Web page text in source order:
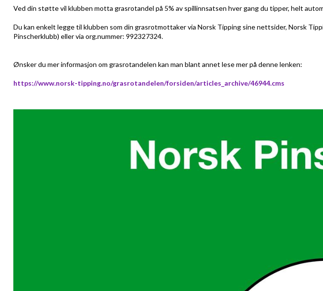
Ved din støtte vil klubben motta grasrotandel på 5% av spillinnsatsen hver gang du tipper, helt
Du kan enkelt legge til klubben som din grasrotmottaker via Norsk Tipping sine nettsider, Norsk
Pinscherklubb) eller via org.nummer: 992327324.
Ønsker du mer informasjon om grasrotandelen kan man blant annet lese mer på denne lenken:
https://www.norsk-tipping.no/grasrotandelen/forsiden/articles_archive/46944.cms